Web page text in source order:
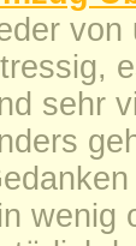
von
sehr
wenig